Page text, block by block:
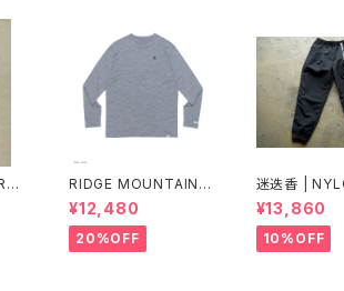
RIDGE MOUNTAIN G
EAR | Merino Basic
Long Sleeve Tee
"Micro Border"
¥12,480
20%OFF
迷迭香 |
VEST
025 Lot.3
¥13,860
10%OFF